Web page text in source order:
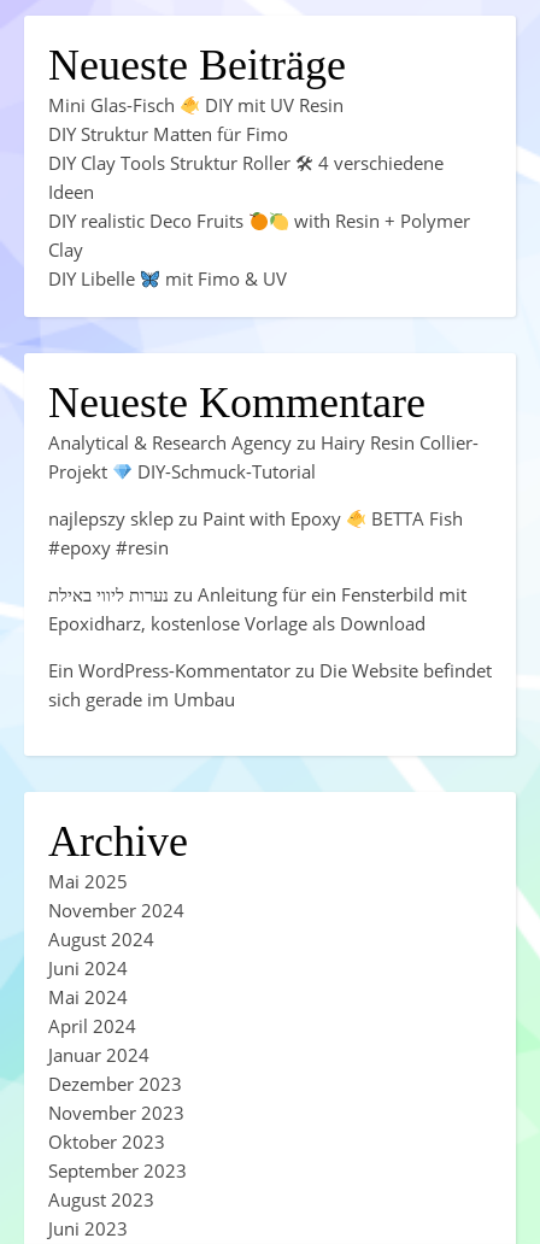
Neueste Beiträge
Mini Glas-Fisch
DIY mit UV Resin
DIY Struktur Matten für Fimo
DIY Clay Tools Struktur Roller 🛠 4 verschiedene
Ideen
DIY realistic Deco Fruits
with Resin + Polymer
Clay
DIY Libelle
mit Fimo & UV
Neueste Kommentare
Analytical & Research Agency zu Hairy Resin Collier-
Projekt
DIY-Schmuck-Tutorial
najlepszy sklep zu Paint with Epoxy
BETTA Fish
#epoxy #resin
נערות ליווי באילת zu Anleitung für ein Fensterbild mit
Epoxidharz, kostenlose Vorlage als Download
Ein WordPress-Kommentator zu Die Website befindet
sich gerade im Umbau
Archive
Mai 2025
November 2024
August 2024
Juni 2024
Mai 2024
April 2024
Januar 2024
Dezember 2023
November 2023
Oktober 2023
September 2023
August 2023
Juni 2023